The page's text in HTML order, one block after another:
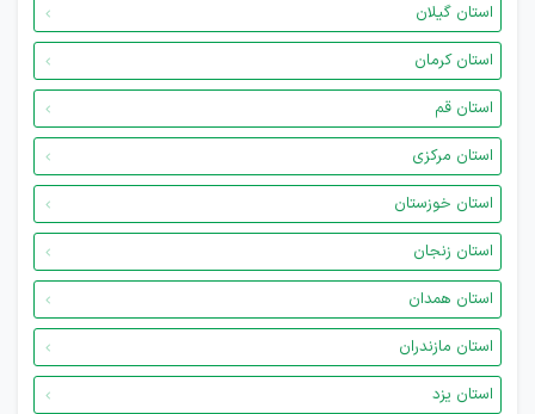
استان گیلان
استان کرمان
استان قم
استان مرکزی
استان خوزستان
استان زنجان
استان همدان
استان مازندران
استان یزد